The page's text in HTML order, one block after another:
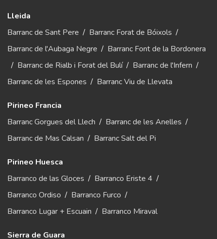
Lleida
Barranc de Sant Pere / Barranc Forat de Bóixols /
Barranc de l'Aubaga Negre / Barranc Font de la Bordonera
/ Barranc de Rialb i Forat del Bulí/ Barranc de l'Infern /
Barranc de les Espones / Barranc Viu de Llevata
Pirineo Francia
Barranc Gorgues del Llech / Barranc de les Anelles /
Barranc de Mas Calsan / Barranc Salt del Pi
Pirineo Huesca
Barranco de las Gloces / Barranco Eriste 4 /
Barranco Ordiso / Barranco Furco /
Barranco Lugar + Escuain / Barranco Miraval
Sierra de Guara